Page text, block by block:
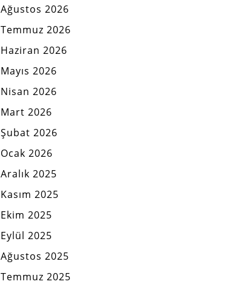
Ağustos 2026
Temmuz 2026
Haziran 2026
Mayıs 2026
Nisan 2026
Mart 2026
Şubat 2026
Ocak 2026
Aralık 2025
Kasım 2025
Ekim 2025
Eylül 2025
Ağustos 2025
Temmuz 2025